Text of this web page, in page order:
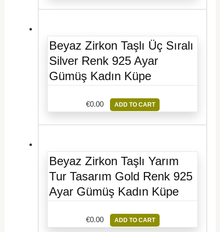
Beyaz Zirkon Taşlı Üç Sıralı
Silver Renk 925 Ayar
Gümüş Kadın Küpe
€0.00 ADD TO CART
Beyaz Zirkon Taşlı Yarım
Tur Tasarım Gold Renk 925
Ayar Gümüş Kadın Küpe
€0.00 ADD TO CART